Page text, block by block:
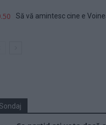
Să vă amintesc cine e